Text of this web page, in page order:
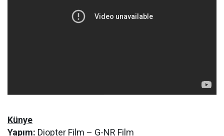
Künye
Yapım: Diopter Film – G-NR Film